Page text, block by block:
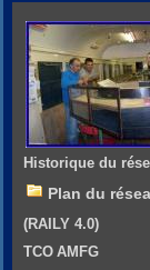
Historique du
Plan du
(RAILY 4.0)
TCO AMFG